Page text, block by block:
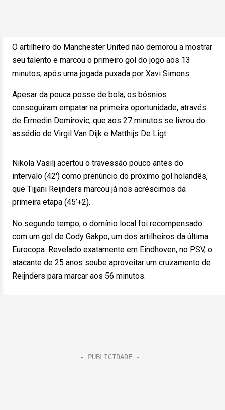
O artilheiro do Manchester United não demorou a mostrar
seu talento e marcou o primeiro gol do jogo aos 13
minutos, após uma jogada puxada por Xavi Simons.
Apesar da pouca posse de bola, os bósnios
conseguiram empatar na primeira oportunidade, através
de Ermedin Demirovic, que aos 27 minutos se livrou do
assédio de Virgil Van Dijk e Matthijs De Ligt.
Nikola Vasilj acertou o travessão pouco antes do
intervalo (42′) como prenúncio do próximo gol holandês,
que Tijjani Reijnders marcou já nos acréscimos da
primeira etapa (45’+2).
No segundo tempo, o domínio local foi recompensado
com um gol de Cody Gakpo, um dos artilheiros da última
Eurocopa. Revelado exatamente em Eindhoven, no PSV, o
atacante de 25 anos soube aproveitar um cruzamento de
Reijnders para marcar aos 56 minutos.